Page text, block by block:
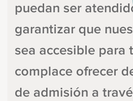
puedan ser
garantizar que
sea accesible para
complace ofrecer
de admisión a